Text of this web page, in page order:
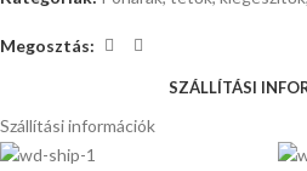
Megosztás:
SZÁLLÍTÁSI
Szállítási információk